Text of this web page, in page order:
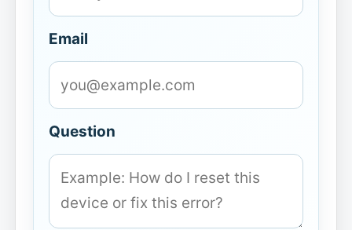
Email
Question